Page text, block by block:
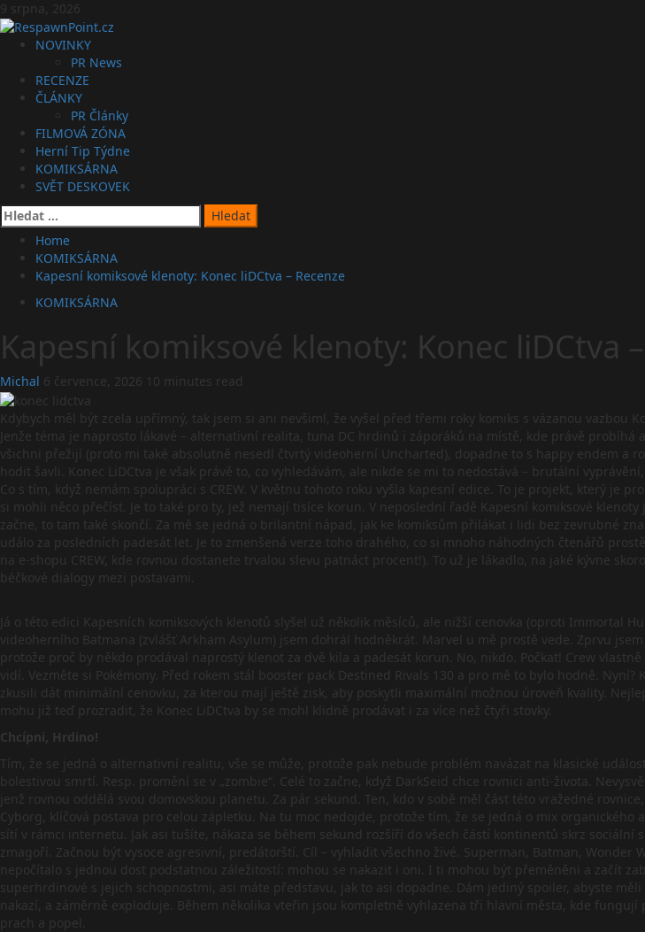
Skip
to
content
9 srpna, 2026
PrimaryNOVINKY
PR News
RECENZE
ČLÁNKY
PR Články
FILMOVÁ ZÓNA
Herní Tip Týdne
KOMIKSÁRNA
SVĚT DESKOVEK
Vyhledávání
Home
KOMIKSÁRNA
Kapesní komiksové klenoty: Konec liDCtva – Recenze
KOMIKSÁRNA
Kapesní komiksové klenoty: Konec liDCtva
Michal 6 července, 2026 10 minutes read
Kdybych měl být zcela upřímný, tak jsem si ani nevšiml, že vyšel před třemi roky komiks s vázanou vazbou
Jenže téma je naprosto lákavé – alternativní realita, tuna DC hrdinů i záporáků na místě, kde právě
všichni přežijí (proto mi také absolutně nesedl čtvrtý videoherní Uncharted), dopadne to s happy endem a
hodit šavli. Konec LiDCtva je však právě to, co vyhledávám, ale nikde se mi to nedostává – brutální
Co s tím, když nemám spolupráci s CREW. V květnu tohoto roku vyšla kapesní edice. To je projekt, který
si mohli něco přečíst. Je to také pro ty, jež nemají tisíce korun. V neposlední řadě Kapesní komiksové
začne, to tam také skončí. Za mě se jedná o brilantní nápad, jak ke komiksům přilákat i lidi bez zevrubné
událo za posledních padesát let. Je to zmenšená verze toho drahého, co si mnoho náhodných čtenářů
na e-shopu CREW, kde rovnou dostanete trvalou slevu patnáct procent!). To už je lákadlo, na jaké kývne
béčkové dialogy mezi postavami.
Já o této edici Kapesních komiksových klenotů slyšel už několik měsíců, ale nižší cenovka (oproti Immortal
videoherního Batmana (zvlášť Arkham Asylum) jsem dohrál hodněkrát. Marvel u mě prostě vede. Zprvu
protože proč by někdo prodával naprostý klenot za dvě kila a padesát korun. No, nikdo. Počkat! Crew
vidí. Vezměte si Pokémony. Před rokem stál booster pack Destined Rivals 130 a pro mě to bylo hodně.
zkusili dát minimální cenovku, za kterou mají ještě zisk, aby poskytli maximální možnou úroveň kvality.
mohu již teď prozradit, že Konec LiDCtva by se mohl klidně prodávat i za více než čtyři stovky.
Chcípni, Hrdino!
Tím, že se jedná o alternativní realitu, vše se může, protože pak nebude problém navázat na klasické
bolestivou smrtí. Resp. promění se v „zombie“. Celé to začne, když DarkSeid chce rovnici anti-života.
jenž rovnou oddělá svou domovskou planetu. Za pár sekund. Ten, kdo v sobě měl část této vražedné
Cyborg, klíčová postava pro celou zápletku. Na tu moc nedojde, protože tím, že se jedná o mix
sítí v rámci internetu. Jak asi tušíte, nákaza se během sekund rozšíří do všech částí kontinentů skrz
zmagoří. Začnou být vysoce agresivní, predátorští. Cíl – vyhladit všechno živé. Superman, Batman,
nepočítalo s jednou dost podstatnou záležitostí: mohou se nakazit i oni. I ti mohou být přeměněni a začít
superhrdinové s jejich schopnostmi, asi máte představu, jak to asi dopadne. Dám jediný spoiler, abyste
nakazí, a záměrně exploduje. Během několika vteřin jsou kompletně vyhlazena tři hlavní města, kde
prach a popel.